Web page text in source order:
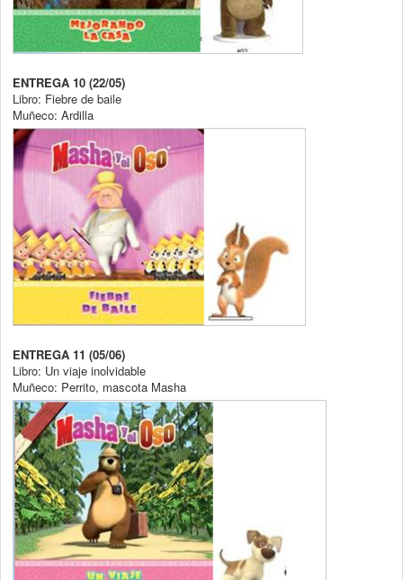
ENTREGA 10 (22/05)
Libro: Fiebre de baile
Muñeco: Ardilla
ENTREGA 11 (05/06)
Libro: Un viaje inolvidable
Muñeco: Perrito, mascota Masha